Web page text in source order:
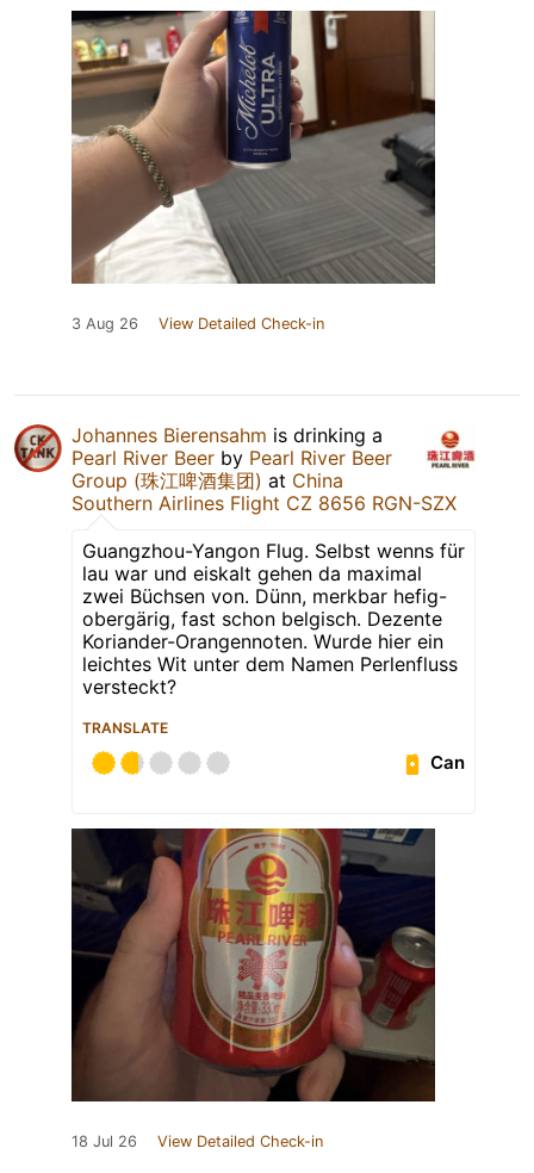
3 Aug 26 View Detailed Check-in
Johannes Bierensahm is drinking a
Pearl River Beer by Pearl River Beer
Group (珠江啤酒集团) at China
Southern Airlines Flight CZ 8656 RGN-SZX
Guangzhou-Yangon Flug. Selbst wenns für
lau war und eiskalt gehen da maximal
zwei Büchsen von. Dünn, merkbar hefig-
obergärig, fast schon belgisch. Dezente
Koriander-Orangennoten. Wurde hier ein
leichtes Wit unter dem Namen Perlenfluss
versteckt?
TRANSLATE
Can
18 Jul 26 View Detailed Check-in